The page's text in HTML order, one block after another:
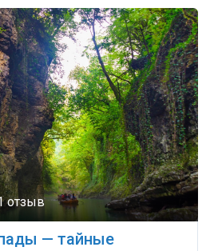
отзыв
— тайные